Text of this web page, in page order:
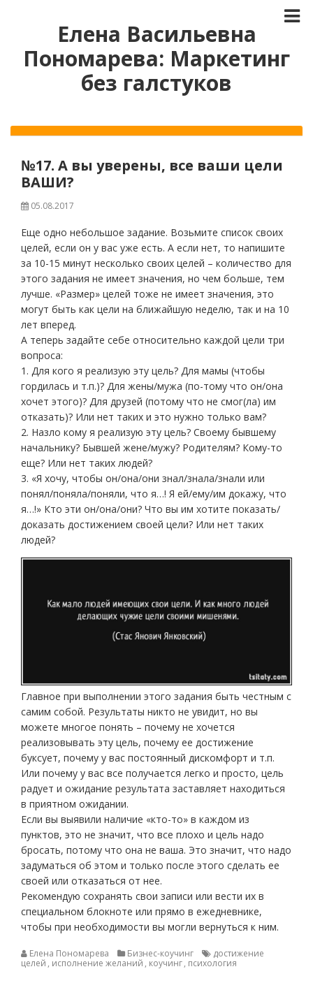
Елена Васильевна
Пономарева: Маркетинг
без галстуков
№17. А вы уверены, все ваши цели
ВАШИ?
05.08.2017
Еще одно небольшое задание. Возьмите список своих
целей, если он у вас уже есть. А если нет, то напишите
за 10-15 минут несколько своих целей – количество для
этого задания не имеет значения, но чем больше, тем
лучше. «Размер» целей тоже не имеет значения, это
могут быть как цели на ближайшую неделю, так и на 10
лет вперед.
А теперь задайте себе относительно каждой цели три
вопроса:
1. Для кого я реализую эту цель? Для мамы (чтобы
гордилась и т.п.)? Для жены/мужа (по-тому что он/она
хочет этого)? Для друзей (потому что не смог(ла) им
отказать)? Или нет таких и это нужно только вам?
2. Назло кому я реализую эту цель? Своему бывшему
начальнику? Бывшей жене/мужу? Родителям? Кому-то
еще? Или нет таких людей?
3. «Я хочу, чтобы он/она/они знал/знала/знали или
понял/поняла/поняли, что я…! Я ей/ему/им докажу, что
я…!» Кто эти он/она/они? Что вы им хотите показать/
доказать достижением своей цели? Или нет таких
людей?
Главное при выполнении этого задания быть честным с
самим собой. Результаты никто не увидит, но вы
можете многое понять – почему не хочется
реализовывать эту цель, почему ее достижение
буксует, почему у вас постоянный дискомфорт и т.п.
Или почему у вас все получается легко и просто, цель
радует и ожидание результата заставляет находиться
в приятном ожидании.
Если вы выявили наличие «кто-то» в каждом из
пунктов, это не значит, что все плохо и цель надо
бросать, потому что она не ваша. Это значит, что надо
задуматься об этом и только после этого сделать ее
своей или отказаться от нее.
Рекомендую сохранять свои записи или вести их в
специальном блокноте или прямо в ежедневнике,
чтобы при необходимости вы могли вернуться к ним.
Елена Пономарева Бизнес-коучинг
достижение
целей , исполнение желаний , коучинг, психология